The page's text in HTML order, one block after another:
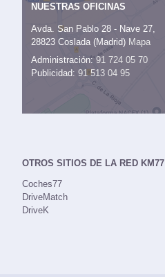
NUESTRAS OFICINAS
Avda. San Pablo 28 - Nave 27,
28823 Coslada (Madrid) Mapa
Administración:91 724 05 70
Publicidad: 91 513 04 95
OTROS SITIOS DE LA RED KM77
Coches77
DriveMatch
DriveK